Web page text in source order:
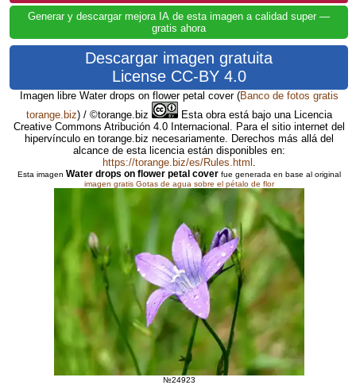
Generar y descargar mejora IA de esta imagen a calidad super —
gratis ahora
Descargar imagen gratuita
License CC-BY 4.0
Imagen libre Water drops on flower petal cover (Banco de fotos gratis
torange.biz) / ©torange.biz
Esta obra está bajo una Licencia
Creative Commons Atribución 4.0 Internacional. Para el sitio internet del
hipervínculo en torange.biz necesariamente. Derechos más allá del
alcance de esta licencia están disponibles en:
https://torange.biz/es/Rules.html
Esta imagen Water drops on flower petal coverfue generada en base al original
imagen gratis Gotas de agua sobre el pétalo de flor
№24923